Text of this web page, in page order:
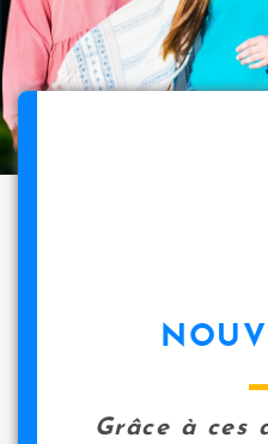
Grâce à ces